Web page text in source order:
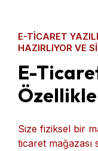
E-TICARET
HAZIRLIYOR VE
E-
Size fiziksel bir
ticaret